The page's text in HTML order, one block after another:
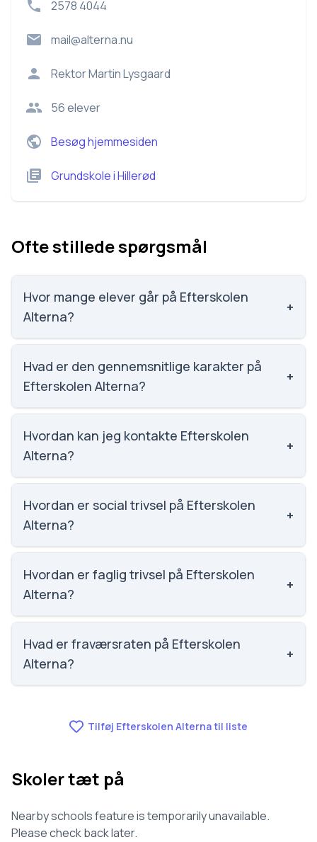
2578 4044
mail@alterna.nu
RektorMartin Lysgaard
56elever
Besøg hjemmesiden
GrundskoleiHillerød
Ofte stillede spørgsmål
Hvor mange elever går på Efterskolen
Alterna?
+
Efterskolen Alterna har 56 elever, hvilket gør den til
nummer 2166 ud af 3143 skoler.
Hvad er den gennemsnitlige karakter på
Efterskolen Alterna?
+
Karaktergennemsnittet på Efterskolen Alterna er
7.9, nummer 376 ud af 3143 skoler.
Hvordan kan jeg kontakte Efterskolen
Alterna?
+
Email: mail@alterna.nu. Telefon: 2578 4044.
Adresse: Milnersvej 44. Skoleleder: Martin
Lysgaard.
Hvordan er social trivsel på Efterskolen
Alterna?
+
Vi har ikke data om social trivsel for Efterskolen
Alterna.
Hvordan er faglig trivsel på Efterskolen
Alterna?
+
Vi har ikke data om faglig trivsel for Efterskolen
Alterna.
Hvad er fraværsraten på Efterskolen
Alterna?
+
Tilføj Efterskolen Alterna til liste
Skoler tæt på
Nearby schools feature is temporarily unavailable.
Please check back later.